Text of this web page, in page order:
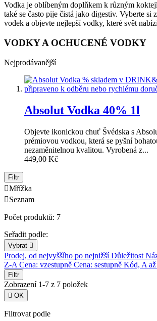
Vodka je oblíbeným doplňkem k různým
také se často pije čistá jako digestiv. Vyberte si
vodek a objevte nejlepší vodky, které svět
VODKY A OCHUCENÉ VODKY
Nejprodávanější
Absolut Vodka 40% 1l
Objevte ikonickou chuť Švédska s
prémiovou vodkou, která se pyšní
nezaměnitelnou kvalitou. Vyrobená z...
449,00 Kč
Filtr
Mřížka
Seznam
Počet produktů: 7
Seřadit podle:
Vybrat 
Prodej, od nejvyššího po nejnižšíDůležitost
Z-A Cena: vzestupně Cena: sestupně Kód, A
Filtr
Zobrazení 1-7 z 7 položek
 OK
Filtrovat podle